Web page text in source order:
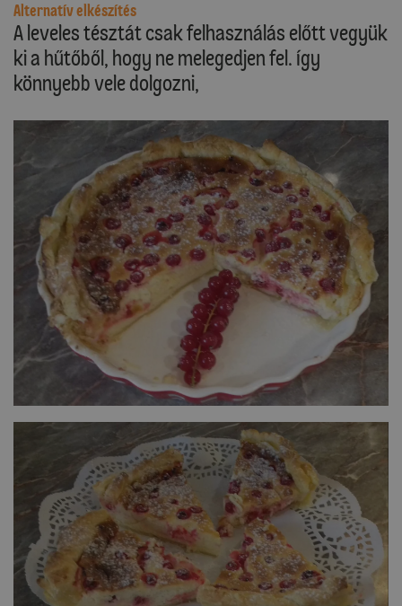
Alternatív elkészítés
A leveles tésztát csak felhasználás előtt vegyük
ki a hűtőből, hogy ne melegedjen fel. Így
könnyebb vele dolgozni,